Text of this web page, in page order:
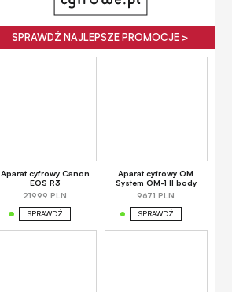
SPRAWDŹ NAJLEPSZE PROMOCJE >
Aparat cyfrowy Canon
EOS R3
21999 PLN
SPRAWDŹ
Aparat cyfrowy OM
System OM-1 II body
9671 PLN
SPRAWDŹ